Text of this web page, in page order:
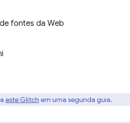
fontes da Web
este Glitch em uma segunda guia.